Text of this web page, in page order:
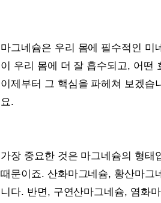
마그네슘은 우리 몸에 필수적인 미
이 우리 몸에 더 잘 흡수되고, 어떤
이제부터 그 핵심을 파헤쳐 보겠습
요.
가장 중요한 것은 마그네슘의 형태
때문이죠. 산화마그네슘, 황산마그
니다. 반면, 구연산마그네슘, 염화